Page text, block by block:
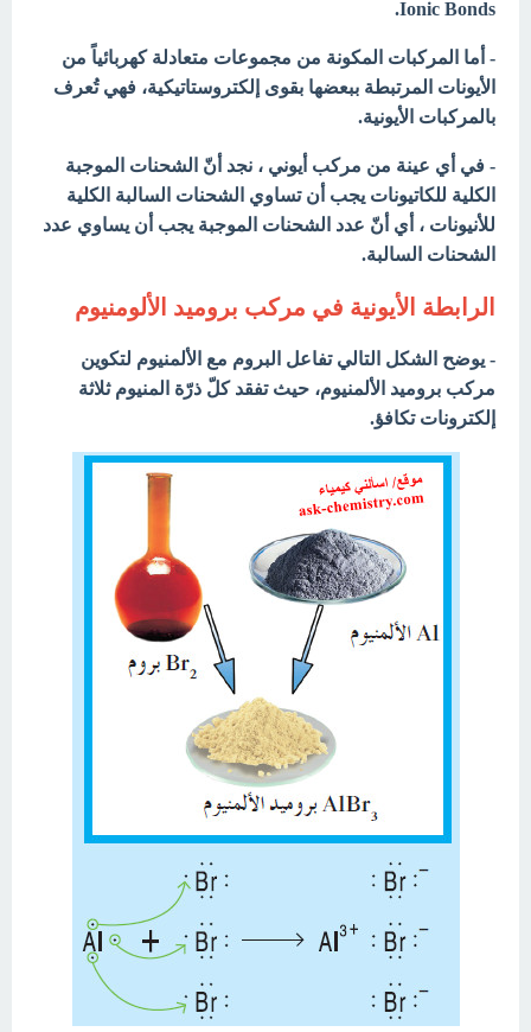
Ionic Bonds.
- أما المركبات المكونة من مجموعات متعادلة كهربائياً من
الأيونات المرتبطة ببعضها بقوى إلكتروستاتيكية، فهي تُعرف
بالمركبات الأيونية.
- في أي عينة من مركب أيوني ، نجد أنّ الشحنات الموجبة
الكلية للكاتيونات يجب أن تساوي الشحنات السالبة الكلية
للأنيونات ، أي أنّ عدد الشحنات الموجبة يجب أن يساوي عدد
الشحنات السالبة.
الرابطة الأيونية في مركب بروميد الألومنيوم
- يوضح الشكل التالي تفاعل البروم مع الألمنيوم لتكوين
مركب بروميد الألمنيوم، حيث تفقد كلّ ذرّة المنيوم ثلاثة
إلكترونات تكافؤ.